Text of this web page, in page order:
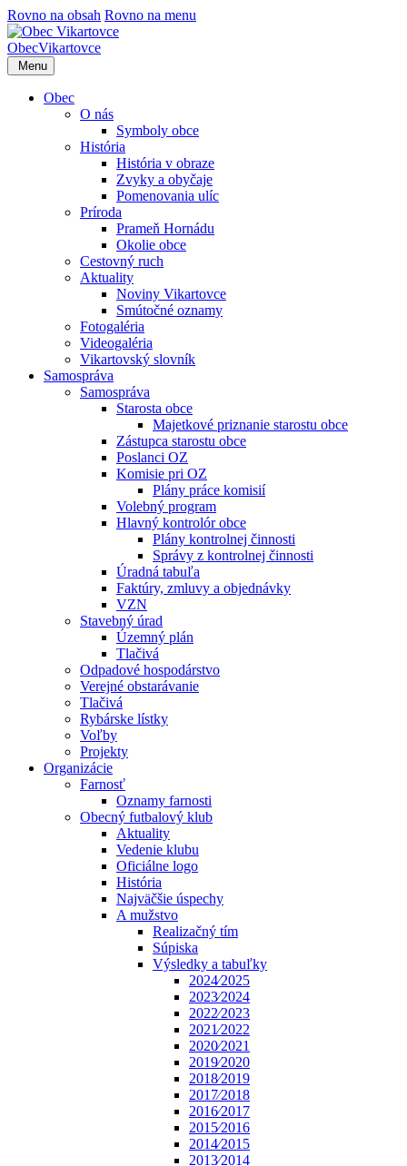
Rovno na obsah Rovno na menu
ObecVikartovce
Menu
Obec
O nás
Symboly obce
História
História v obraze
Zvyky a obyčaje
Pomenovania ulíc
Príroda
Prameň Hornádu
Okolie obce
Cestovný ruch
Aktuality
Noviny Vikartovce
Smútočné oznamy
Fotogaléria
Videogaléria
Vikartovský slovník
Samospráva
Samospráva
Starosta obce
Majetkové priznanie starostu obce
Zástupca starostu obce
Poslanci OZ
Komisie pri OZ
Plány práce komisií
Volebný program
Hlavný kontrolór obce
Plány kontrolnej činnosti
Správy z kontrolnej činnosti
Úradná tabuľa
Faktúry, zmluvy a objednávky
VZN
Stavebný úrad
Územný plán
Tlačivá
Odpadové hospodárstvo
Verejné obstarávanie
Tlačivá
Rybárske lístky
Voľby
Projekty
Organizácie
Farnosť
Oznamy farnosti
Obecný futbalový klub
Aktuality
Vedenie klubu
Oficiálne logo
História
Najväčšie úspechy
A mužstvo
Realizačný tím
Súpiska
Výsledky a tabuľky
2024⁄2025
2023⁄2024
2022⁄2023
2021⁄2022
2020⁄2021
2019⁄2020
2018⁄2019
2017⁄2018
2016⁄2017
2015⁄2016
2014⁄2015
2013⁄2014